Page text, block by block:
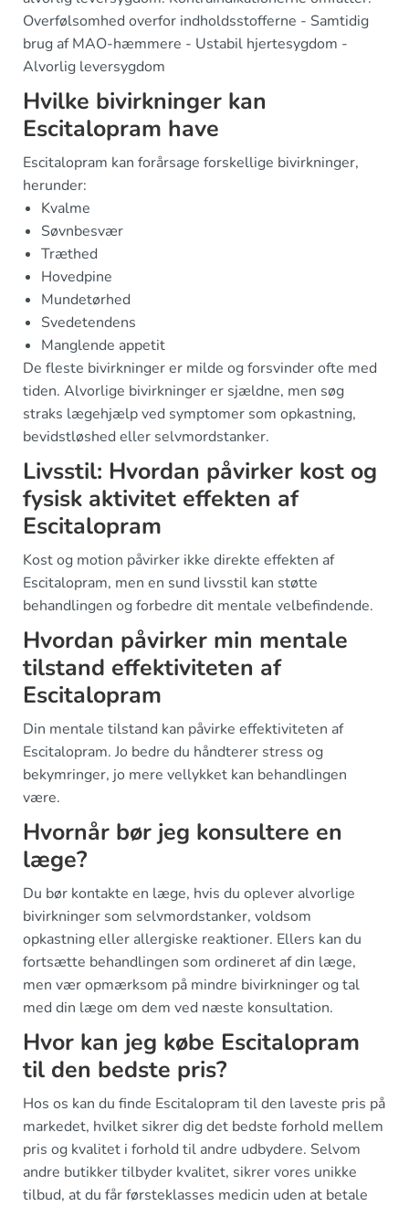
Overfølsomhed overfor indholdsstofferne - Samtidig
brug af MAO-hæmmere - Ustabil hjertesygdom -
Alvorlig leversygdom
Hvilke bivirkninger kan
Escitalopram have
Escitalopram kan forårsage forskellige bivirkninger,
herunder:
Kvalme
Søvnbesvær
Træthed
Hovedpine
Mundetørhed
Svedetendens
Manglende appetit
De fleste bivirkninger er milde og forsvinder ofte med
tiden. Alvorlige bivirkninger er sjældne, men søg
straks lægehjælp ved symptomer som opkastning,
bevidstløshed eller selvmordstanker.
Livsstil: Hvordan påvirker kost og
fysisk aktivitet effekten af
Escitalopram
Kost og motion påvirker ikke direkte effekten af
Escitalopram, men en sund livsstil kan støtte
behandlingen og forbedre dit mentale velbefindende.
Hvordan påvirker min mentale
tilstand effektiviteten af
Escitalopram
Din mentale tilstand kan påvirke effektiviteten af
Escitalopram. Jo bedre du håndterer stress og
bekymringer, jo mere vellykket kan behandlingen
være.
Hvornår bør jeg konsultere en
læge?
Du bør kontakte en læge, hvis du oplever alvorlige
bivirkninger som selvmordstanker, voldsom
opkastning eller allergiske reaktioner. Ellers kan du
fortsætte behandlingen som ordineret af din læge,
men vær opmærksom på mindre bivirkninger og tal
med din læge om dem ved næste konsultation.
Hvor kan jeg købe Escitalopram
til den bedste pris?
Hos os kan du finde Escitalopram til den laveste pris på
markedet, hvilket sikrer dig det bedste forhold mellem
pris og kvalitet i forhold til andre udbydere. Selvom
andre butikker tilbyder kvalitet, sikrer vores unikke
tilbud, at du får førsteklasses medicin uden at betale